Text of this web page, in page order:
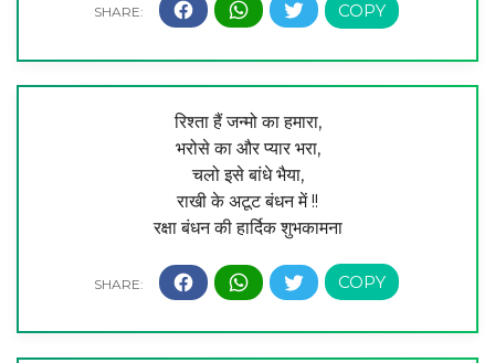
रिश्ता हैं जन्मो का हमारा,
भरोसे का और प्यार भरा,
चलो इसे बांधे भैया,
राखी के अटूट बंधन में !!
रक्षा बंधन की हार्दिक शुभकामना